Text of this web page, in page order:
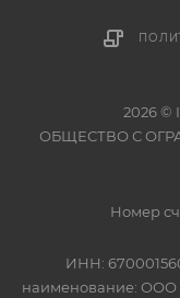
2026 ©
ОБЩЕСТВО С
Номер
ИНН:
наименование: